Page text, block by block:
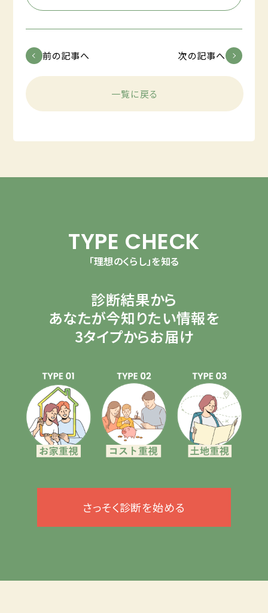
前の記事へ 次の記事へ
一覧に戻る
TYPE CHECK
「理想のくらし」を知る
診断結果から
あなたが今知りたい情報を
3タイプからお届け
さっそく診断を始める